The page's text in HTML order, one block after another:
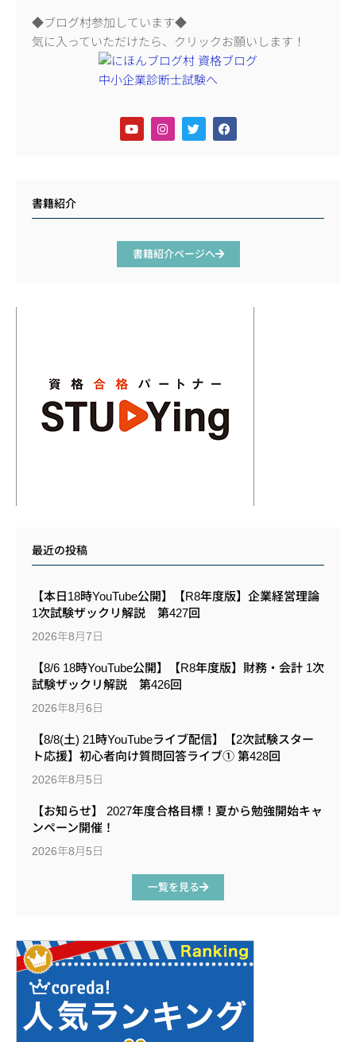
◆ブログ村参加しています◆
気に入っていただけたら、クリックお願いします！
書籍紹介
書籍紹介ページへ
最近の投稿
【本日18時YouTube公開】【R8年度版】企業経営理論
1次試験ザックリ解説 第427回
2026年8月7日
【8/6 18時YouTube公開】【R8年度版】財務・会計 1次
試験ザックリ解説 第426回
2026年8月6日
【8/8(土) 21時YouTubeライブ配信】【2次試験スター
ト応援】初心者向け質問回答ライブ① 第428回
2026年8月5日
【お知らせ】 2027年度合格目標！夏から勉強開始キャ
ンペーン開催！
2026年8月5日
一覧を見る